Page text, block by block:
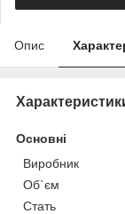
Опис
Основні
Виробник
Об`єм
Стать